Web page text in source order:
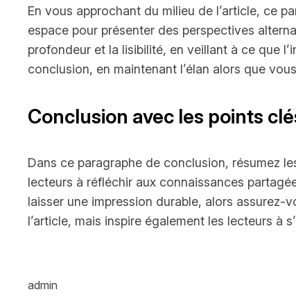
En vous approchant du milieu de l’article, ce
espace pour présenter des perspectives
profondeur et la lisibilité, en veillant à ce que
conclusion, en maintenant l’élan alors que
Conclusion avec les points
Dans ce paragraphe de conclusion, résumez
lecteurs à réfléchir aux connaissances
laisser une impression durable, alors
l’article, mais inspire également les lecteurs à
admin